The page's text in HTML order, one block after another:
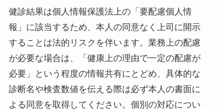
健診結果は個人情報保護法上の「要配慮個人情
報」に該当するため、本人の同意なく上司に開示
することは法的リスクを伴います。業務上の配慮
が必要な場合は、「健康上の理由で一定の配慮が
必要」という程度の情報共有にとどめ、具体的な
診断名や検査数値を伝える際は必ず本人の書面に
よる同意を取得してください。個別の対応につい